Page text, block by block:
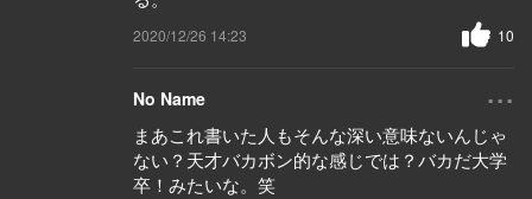
2020/12/26 14:23 10
No Name ...
まあこれ書いた人もそんな深い意味ないんじゃ
ない？天才バカボン的な感じでは？バカだ大学
卒！みたいな。笑